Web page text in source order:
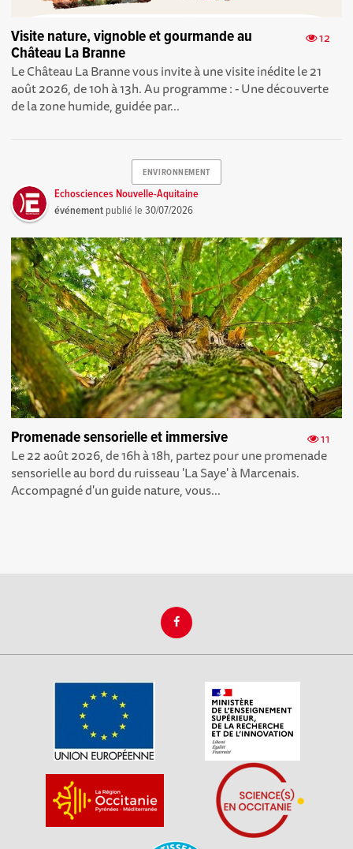
12
Visite nature, vignoble et gourmande au
Château La Branne
Le Château La Branne vous invite à une visite inédite le 21
août 2026, de 10h à 13h. Au programme : - Une découverte
de la zone humide, guidée par...
ENVIRONNEMENT
Echosciences Nouvelle-Aquitaine
événement publié le30/07/2026
11
Promenade sensorielle et immersive
Le 22 août 2026, de 16h à 18h, partez pour une promenade
sensorielle au bord du ruisseau 'La Saye' à Marcenais.
Accompagné d'un guide nature, vous...